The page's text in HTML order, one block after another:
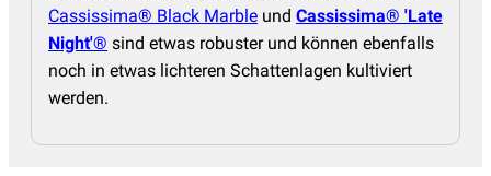
Cassissima® Black Marble und Cassissima® 'Late
Night'® sind etwas robuster und können ebenfalls
noch in etwas lichteren Schattenlagen kultiviert
werden.